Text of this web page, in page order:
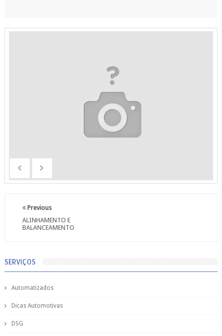
Previous
ALINHAMENTO E
BALANCEAMENTO
SERVIÇOS
Automatizados
Dicas Automotivas
DSG